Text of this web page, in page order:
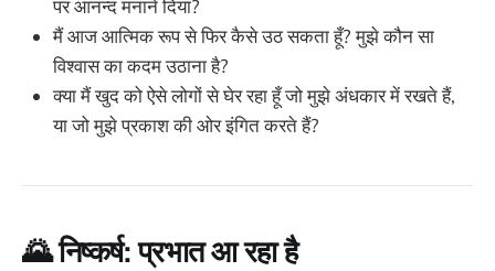
पर आनन्द मनाने दिया?
मैं आज आत्मिक रूप से फिर कैसे उठ सकता हूँ? मुझे कौन सा
विश्वास का कदम उठाना है?
क्या मैं खुद को ऐसे लोगों से घेर रहा हूँ जो मुझे अंधकार में रखते हैं,
या जो मुझे प्रकाश की ओर इंगित करते हैं?
🌄निष्कर्ष: प्रभात आ रहा है